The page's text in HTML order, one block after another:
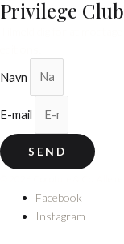
Privilege Club
Navn
E-mail
SEND
Facebook
Instagram